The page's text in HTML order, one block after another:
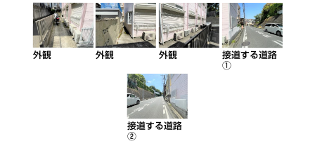
外観 外観 外観 接道する道路
①
接道する道路
②